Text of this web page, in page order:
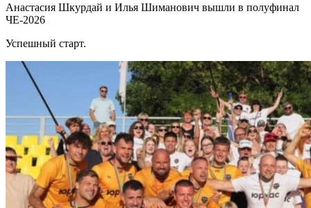
Анастасия Шкурдай и Илья Шиманович вышли в полуфинал
ЧЕ-2026
Успешный старт.